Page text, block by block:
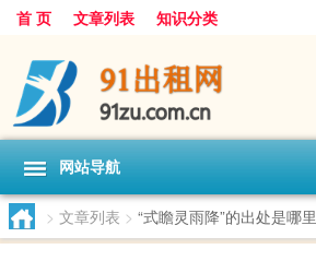
首 页 文章列表 知识分类
网站导航
> 文章列表 > “式瞻灵雨降”的出处是哪里